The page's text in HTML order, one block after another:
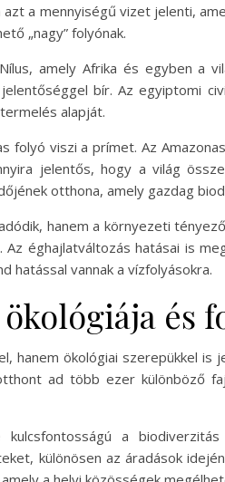
a mennyiségű vizet jelenti,
„nagy” folyónak.
amely Afrika és egyben a
bír. Az egyiptomi
alapját.
folyó viszi a prímet. Az
jelentős, hogy a világ
otthona, amely gazdag
hanem a környezeti
éghajlatváltozás hatásai is
hatással vannak a vízfolyásokra.
és
hanem ökológiai szerepükkel
ad több ezer különböző
a
különösen az áradások